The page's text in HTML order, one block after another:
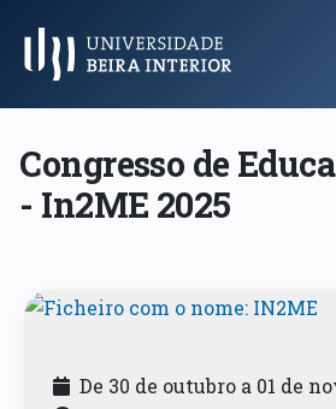
Menu Principal
Congresso de
- In2ME 2025
De 30 de outubro a 01 de